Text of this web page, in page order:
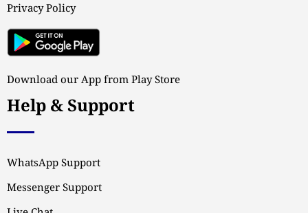
Privacy Policy
Download our App from Play Store
Help & Support
WhatsApp Support
Messenger Support